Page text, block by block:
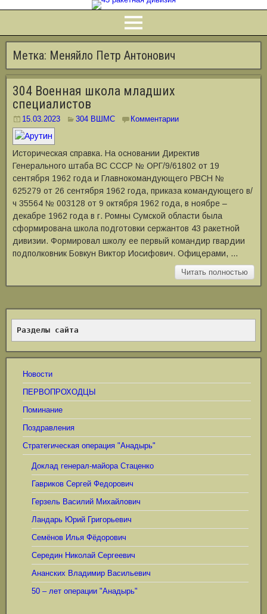
Метка: Меняйло Петр Антонович
304 Военная школа младших
специалистов
15.03.2023 304 ВШМС Комментарии
Историческая справка. На основании Директив
Генерального штаба ВС СССР № ОРГ/9/61802 от 19
сентября 1962 года и Главнокомандующего РВСН №
625279 от 26 сентября 1962 года, приказа командующего в/
ч 35564 № 003128 от 9 октября 1962 года, в ноябре –
декабре 1962 года в г. Ромны Сумской области была
сформирована школа подготовки сержантов 43 ракетной
дивизии. Формировал школу ее первый командир гвардии
подполковник Бовкун Виктор Иосифович. Офицерами, …
Читать полностью
Разделы сайта
Новости
ПЕРВОПРОХОДЦЫ
Поминание
Поздравления
Стратегическая операция "Анадырь"
Доклад генерал-майора Стаценко
Гавриков Сергей Федорович
Герзель Василий Михайлович
Ландарь Юрий Григорьевич
Семёнов Илья Фёдорович
Середин Николай Сергеевич
Ананских Владимир Васильевич
50 – лет операции "Анадырь"